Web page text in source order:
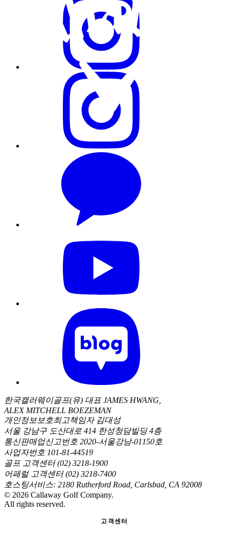
한국캘러웨이골프(유) 대표 JAMES HWANG,
ALEX MITCHELL BOEZEMAN
개인정보보호최고책임자 김대성
서울 강남구 도산대로 414 한성청담빌딩 4층
통신판매업신고번호 2020-서울강남-01150호
사업자번호 101-81-44519
골프 고객센터 (02) 3218-1900
어패럴 고객센터 (02) 3218-7400
호스팅서비스: 2180 Rutherford Road, Carlsbad, CA 92008
© 2026 Callaway Golf Company.
All rights reserved.
고객센터